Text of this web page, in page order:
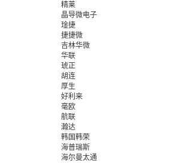
精莱
晶导微电子
琻捷
捷捷微
吉林华微
华联
琥正
胡连
厚生
好利来
毫欧
航联
瀚达
韩国韩荣
海普瑞斯
海尔曼太通